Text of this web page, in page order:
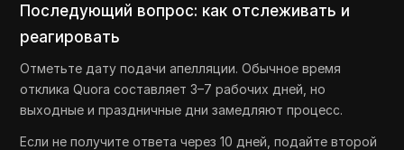
Последующий вопрос: как отслеживать и
реагировать
Отметьте дату подачи апелляции. Обычное время
отклика Quora составляет 3–7 рабочих дней, но
выходные и праздничные дни замедляют процесс.
Если не получите ответа через 10 дней, подайте второй